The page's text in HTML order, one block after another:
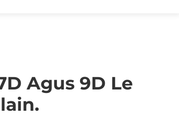
Agus 9D Le